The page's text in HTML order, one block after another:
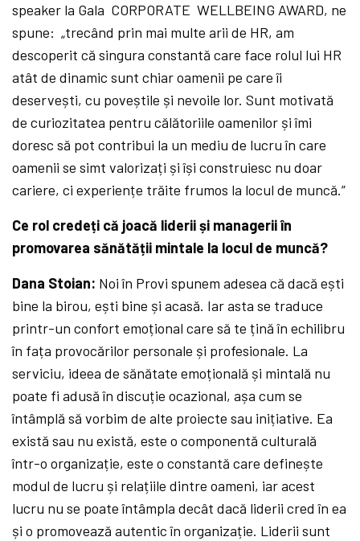
speaker la Gala CORPORATE WELLBEING AWARD, ne
spune: „trecând prin mai multe arii de HR, am
descoperit că singura constantă care face rolul lui HR
atât de dinamic sunt chiar oamenii pe care îi
deservești, cu poveștile și nevoile lor. Sunt motivată
de curiozitatea pentru călătoriile oamenilor și îmi
doresc să pot contribui la un mediu de lucru în care
oamenii se simt valorizați și își construiesc nu doar
cariere, ci experiențe trăite frumos la locul de muncă.”
Ce rol credeți că joacă liderii și managerii în
promovarea sănătății mintale la locul de muncă?
Dana Stoian: Noi în Provi spunem adesea că dacă ești
bine la birou, ești bine și acasă. Iar asta se traduce
printr-un confort emoțional care să te țină în echilibru
în fața provocărilor personale și profesionale. La
serviciu, ideea de sănătate emoțională și mintală nu
poate fi adusă în discuție ocazional, așa cum se
întâmplă să vorbim de alte proiecte sau inițiative. Ea
există sau nu există, este o componentă culturală
într-o organizație, este o constantă care definește
modul de lucru și relațiile dintre oameni, iar acest
lucru nu se poate întâmpla decât dacă liderii cred în ea
și o promovează autentic în organizație. Liderii sunt